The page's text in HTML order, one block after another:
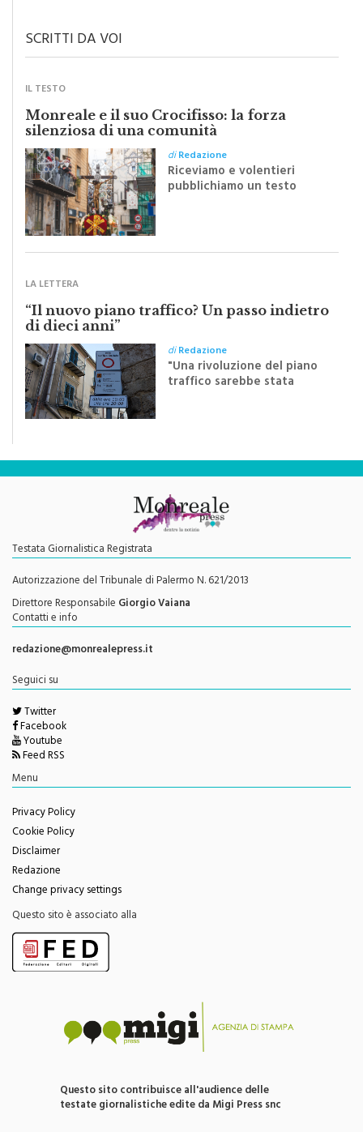
Monreale e il suo Crocifisso: la forza
silenziosa di una comunità
diRedazione
Riceviamo e volentieri
pubblichiamo un testo
inviato dalla scrittrice
monrealese Mariella
“Il nuovo piano traffico? Un passo indietro
di dieci anni”
"Una rivoluzione del piano
traffico sarebbe stata
efficace se preceduta da
una rivoluzione culturale"
Testata Giornalistica Registrata
Autorizzazione del Tribunale di Palermo N. 621/2013
Direttore ResponsabileGiorgio Vaiana
Contatti e info
redazione@monrealepress.it
Twitter
Facebook
Youtube
Feed RSS
Menu
Privacy Policy
Cookie Policy
Disclaimer
Redazione
Change privacy settings
Questo sito è associato alla
testate giornalistiche edite da Migi Press snc